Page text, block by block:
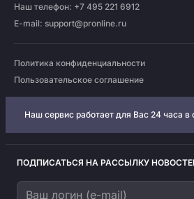
Наш телефон: +7 495 221 6912
E-mail: support@pronline.ru
Политика конфиденциальности
Пользовательское соглашение
Наш сервис работает для Вас 24 часа в
ПОДПИСАТЬСЯ НА РАССЫЛКУ